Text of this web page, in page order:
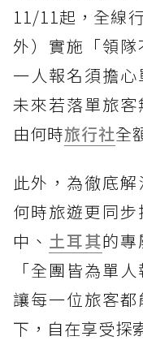
11/11起，全線
外）實施「領
一人報名須擔心
未來若落單旅
由何時旅行社全
此外，為徹底
何時旅遊更同步
中、 土耳其的
「全團皆為單
讓每一位旅客
下，自在享受探